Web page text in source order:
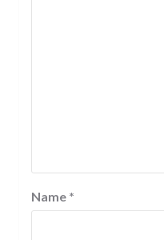
Name *